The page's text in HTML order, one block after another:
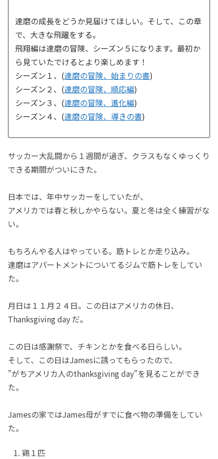
達磨の成長をどうか見届けてほしい。そして、この章
で、大きな飛躍をする。
飛翔編は達磨の冒険、シーズン５になります。最初か
ら見ていたでけるとより楽しめます！
シーズン１、(達磨の冒険、始まりの書)
シーズン２、(達磨の冒険、順応編)
シーズン３、(達磨の冒険、進化編)
シーズン４、(達磨の冒険、導きの書)
サッカー大乱闘から１週間が過ぎ、クラスもなくゆっくり
できる期間がついにきた。
日本では、年中サッカーをしていたが、
アメリカでは春と秋しかやらない。夏と冬は全く練習がな
い。
もちろんやる人はやっている。筋トレとか走り込み。
達磨はアパートメントについてるジムで筋トレをしてい
た。
月日は１１月２４日。この日はアメリカの休日、
Thanksgiving day だ。
この日は感謝祭で、チキンとかを食べる日らしい。
そして、この日はJamesに誘ってもらったので、
”がちアメリカ人のthanksgiving day”を見ることができ
た。
Jamesの家ではJames母がすでに食べ物の準備をしてい
た。
鶏１匹